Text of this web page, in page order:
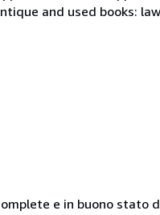
and used books:
e in buono